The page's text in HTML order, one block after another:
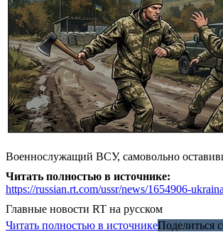
Военнослужащий ВСУ, самовольно
Читать полностью в источнике:
https://russian.rt.com/ussr/news/1654906-
Главные новости RT на русском
Читать полностью в источникеПоделиться